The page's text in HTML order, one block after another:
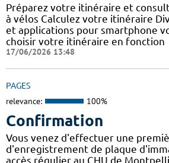
Préparez votre itinéraire et
à vélos Calculez votre itinéraire
et applications pour smartphone
choisir votre itinéraire en fonction
17/06/2026 13:48
PAGES
relevance: 100%
Confirmation
Vous venez d'effectuer une
d'enregistrement de plaque
accès régulier au CHU de